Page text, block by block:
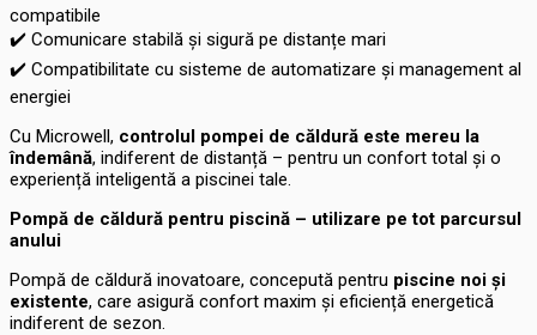
compatibile
✔️ Comunicare stabilă și sigură pe distanțe mari
✔️ Compatibilitate cu sisteme de automatizare și management al
energiei
Cu Microwell, controlul pompei de căldură este mereu la
îndemână, indiferent de distanță – pentru un confort total și o
experiență inteligentă a piscinei tale.
Pompă de căldură pentru piscină – utilizare pe tot parcursul
anului
Pompă de căldură inovatoare, concepută pentru piscine noi și
existente, care asigură confort maxim și eficiență energetică
indiferent de sezon.